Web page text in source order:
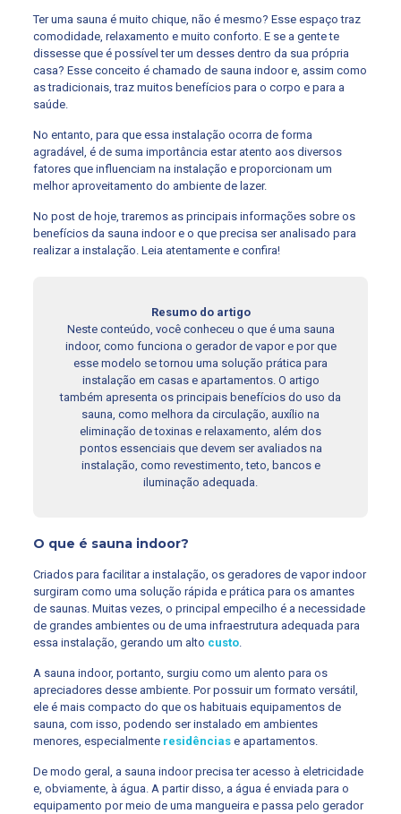
Ter uma sauna é muito chique, não é mesmo? Esse espaço traz
comodidade, relaxamento e muito conforto. E se a gente te
dissesse que é possível ter um desses dentro da sua própria
casa? Esse conceito é chamado de sauna indoor e, assim como
as tradicionais, traz muitos benefícios para o corpo e para a
saúde.
No entanto, para que essa instalação ocorra de forma
agradável, é de suma importância estar atento aos diversos
fatores que influenciam na instalação e proporcionam um
melhor aproveitamento do ambiente de lazer.
No post de hoje, traremos as principais informações sobre os
benefícios da sauna indoor e o que precisa ser analisado para
realizar a instalação. Leia atentamente e confira!
Resumo do artigo
Neste conteúdo, você conheceu o que é uma sauna
indoor, como funciona o gerador de vapor e por que
esse modelo se tornou uma solução prática para
instalação em casas e apartamentos. O artigo
também apresenta os principais benefícios do uso da
sauna, como melhora da circulação, auxílio na
eliminação de toxinas e relaxamento, além dos
pontos essenciais que devem ser avaliados na
instalação, como revestimento, teto, bancos e
iluminação adequada.
O que é sauna indoor?
Criados para facilitar a instalação, os geradores de vapor indoor
surgiram como uma solução rápida e prática para os amantes
de saunas. Muitas vezes, o principal empecilho é a necessidade
de grandes ambientes ou de uma infraestrutura adequada para
essa instalação, gerando um alto custo.
A sauna indoor, portanto, surgiu como um alento para os
apreciadores desse ambiente. Por possuir um formato versátil,
ele é mais compacto do que os habituais equipamentos de
sauna, com isso, podendo ser instalado em ambientes
menores, especialmente residênciase apartamentos.
De modo geral, a sauna indoor precisa ter acesso à eletricidade
e, obviamente, à água. A partir disso, a água é enviada para o
equipamento por meio de uma mangueira e passa pelo gerador